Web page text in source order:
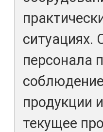
ситуациях.
персонала
продукции
текущее